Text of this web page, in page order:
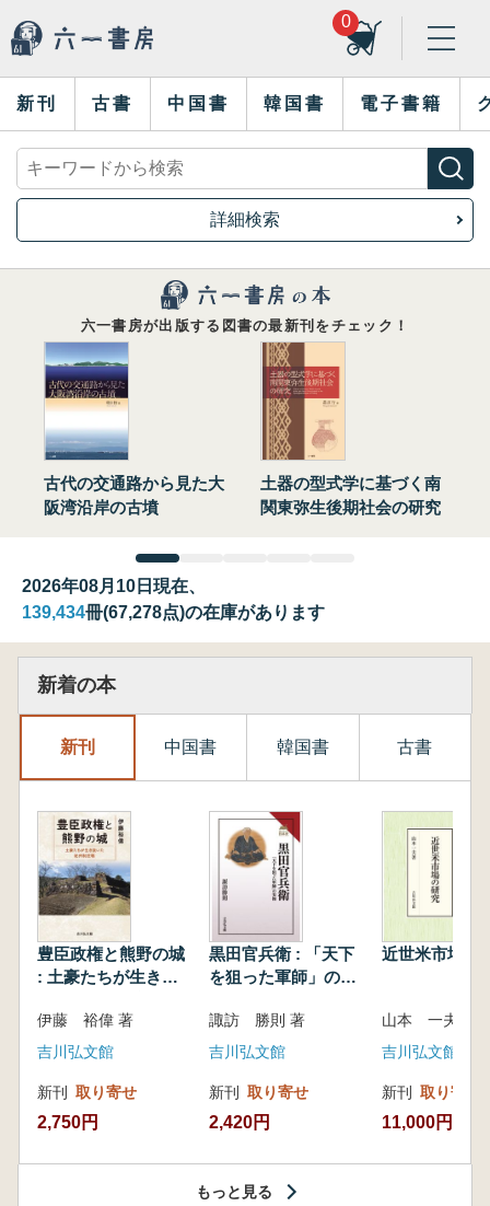
0
新刊 古書 中国書 韓国書 電子書籍
詳細検索
六一書房が出版する図書の最新刊をチェック！
古代の交通路から見た大
阪湾沿岸の古墳
土器の型式学に基づく南
関東弥生後期社会の研究
2026年08月10日現在、
139,434冊(67,278点)の在庫があります
新着の本
新刊 中国書 韓国書 古書
豊臣政権と熊野の城
: 土豪たちが生き抜
伊藤 裕偉 著
吉川弘文館
新刊 取り寄せ
2,750円
黒田官兵衛 : 「天下
を狙った軍師」の実
諏訪 勝則 著
吉川弘文館
新刊 取り寄せ
2,420円
近世米市場の
山本 一夫
吉川弘文館
新刊 取り寄せ
11,000円
もっと見る